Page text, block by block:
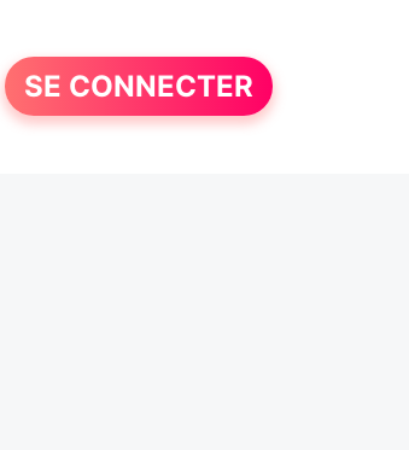
SE CONNECTER